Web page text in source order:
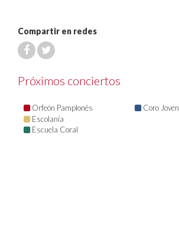
Compartir en redes
Próximos conciertos
Orfeón Pamplonés
Coro Joven
Escolanía
Escuela Coral